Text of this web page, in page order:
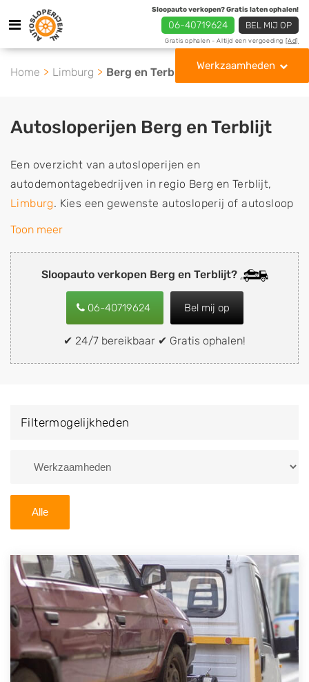
Sloopauto verkopen? Gratis laten ophalen!
06-40719624 BEL MIJ OP
Gratis ophalen - Altijd een vergoeding [Ad]
Werkzaamheden
Home Limburg Berg en Terblijt
Sloopauto verkopen Berg en Terblijt?
06-40719624 Bel mij op
✔ 24/7 bereikbaar ✔ Gratis ophalen!
Autosloperijen Berg en Terblijt
Een overzicht van autosloperijen en
autodemontagebedrijven in regio Berg en Terblijt,
Limburg. Kies een gewenste autosloperij of autosloop
uit de lijst die gespecialiseerd is in de verkoop van
de inkoop van sloopauto's, schadeauto's en
tweedehands auto's (ook zonder apk keuring). Wilt u
uw auto, camper, vrachtwagen, motor of brommobiel
snel en eenvoudig verkopen aan een
demontagebedrijf in de buurt, deze zelf wegbrengen
naar de sloop of deze liever laten ophalen op een
van Berg en Terblijt en ontvang een vergoeding voor
Zoekt u liever naar een sloperij in een andere plaats of
U kunt er ook voor kiezen om direct uw sloopauto te
verkopen en op te laten halen door de Sloopauto
Ophaaldienst van Autosloperijen.nl. Wij kunnen uw
auto gratis ophalen in Berg en Terblijt. Neem
telefonisch contact op of maak een terugbelafspraak.
Wilt u direct een tweedehands auto onderdelen
offerte aanvragen? Dat kan via de Onderdelenlijn! Vul
Toon meer
Filtermogelijkheden
Alle